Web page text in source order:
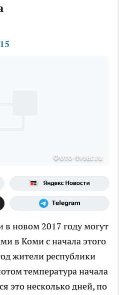
Фото 4vsar.ru
новом 2017 году могут
в Коми с начала этого
жители республики
температура начала
это несколько дней, по